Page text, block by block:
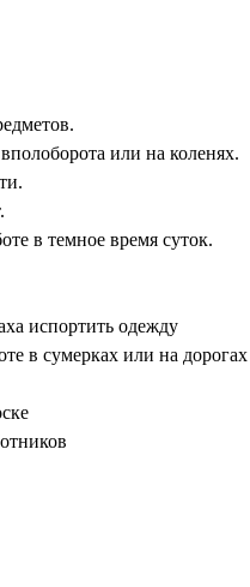
или на коленях.
в темное время суток.
испортить одежду
в сумерках или на дорогах